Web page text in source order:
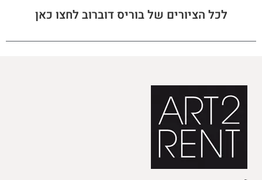
לכל הציורים של בוריס דוברוב לחצו כאן